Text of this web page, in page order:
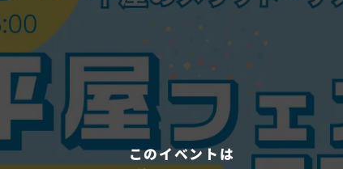
このイベントは